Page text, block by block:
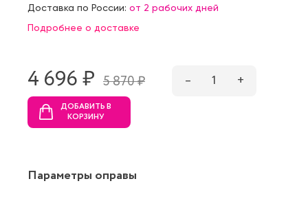
Доставка по России: от 2 рабочих дней
Подробнее о доставке
4 696 ₷ 5 870 ₷ – 1 +
ДОБАВИТЬ В
КОРЗИНУ
Параметры оправы